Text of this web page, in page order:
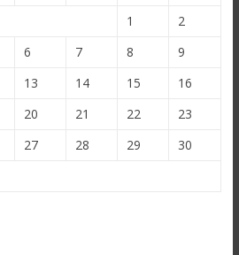
1
2
6 7 8
9
13 14 15
16
20 21 22
23
27 28 29
30